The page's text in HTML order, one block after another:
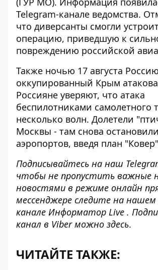
Telegram-канале ведомства.
что диверсанты смогли
операцию, приведшую к
повреждению российской
Также ночью 17 августа
оккупированный Крым
Россияне уверяют, что атака
беспилотниками самолетного
несколько волн. Долетели
Москвы - там снова
аэропортов, введя план
Подписывайтесь на наш
чтобы не пропустить важные
новостями в режиме онлайн
мессенджере следите на нашем
канале Информатор Live .
канал в Viber можно здесь.
ЧИТАЙТЕ ТАКЖЕ: